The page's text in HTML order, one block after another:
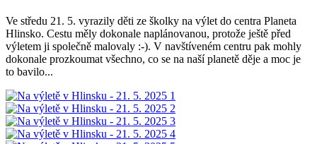
Ve středu 21. 5. vyrazily děti ze školky na výlet do centra Planeta
Hlinsko. Cestu měly dokonale naplánovanou, protože ještě před
výletem ji společně malovaly :-). V navštíveném centru pak mohly
dokonale prozkoumat všechno, co se na naší planetě děje a moc je
to bavilo...